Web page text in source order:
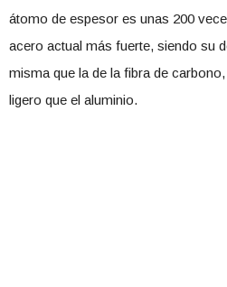
átomo de espesor es unas 200
acero actual más fuerte, siendo su
misma que la de la fibra de
ligero que el aluminio.